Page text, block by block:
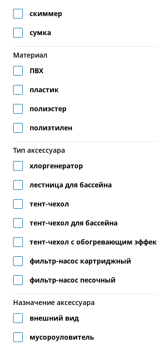
скиммер
сумка
Материал
ПВХ
пластик
полиэстер
полиэтилен
Тип аксессуара
хлоргенератор
лестница для бассейна
тент-чехол
тент-чехол для бассейна
тент-чехол с обогревающим эффектом
фильтр-насос картриджный
фильтр-насос песочный
Назначение аксессуара
внешний вид
мусороуловитель